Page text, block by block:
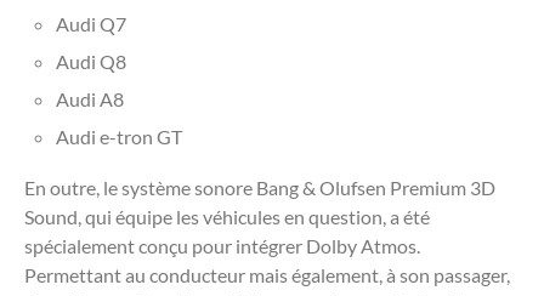
Audi Q7
Audi Q8
Audi A8
Audi e-tron GT
En outre, le système sonore Bang & Olufsen Premium 3D
Sound, qui équipe les véhicules en question, a été
spécialement conçu pour intégrer Dolby Atmos.
Permettant au conducteur mais également, à son passager,